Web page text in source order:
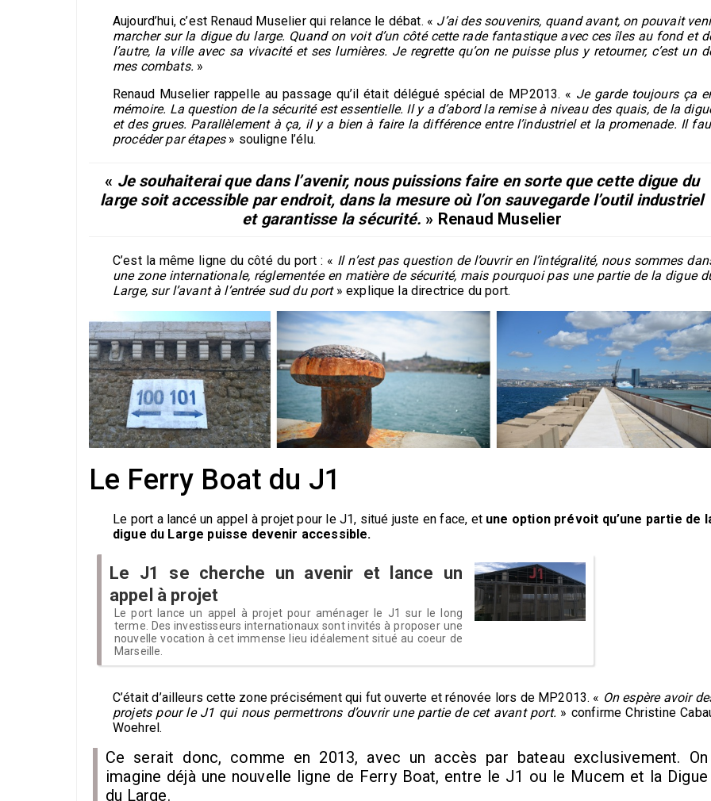
Aujourd’hui, c’est Renaud Muselier qui relance le débat. « J’ai des souvenirs, quand avant, on pouvait
marcher sur la digue du large. Quand on voit d’un côté cette rade fantastique avec ces îles au fond et
l’autre, la ville avec sa vivacité et ses lumières. Je regrette qu’on ne puisse plus y retourner, c’est un
mes combats. »
Renaud Muselier rappelle au passage qu’il était délégué spécial de MP2013. « Je garde toujours ça
mémoire. La question de la sécurité est essentielle. Il y a d’abord la remise à niveau des quais, de la
et des grues. Parallèlement à ça, il y a bien à faire la différence entre l’industriel et la promenade. Il
procéder par étapes» souligne l’élu.
« Je souhaiterai que dans l’avenir, nous puissions faire en sorte que cette digue du
large soit accessible par endroit, dans la mesure où l’on sauvegarde l’outil industriel
et garantisse la sécurité. » Renaud Muselier
C’est la même ligne du côté du port : « Il n’est pas question de l’ouvrir en l’intégralité, nous sommes
une zone internationale, réglementée en matière de sécurité, mais pourquoi pas une partie de la digue
Large, sur l’avant à l’entrée sud du port» explique la directrice du port.
Le Ferry Boat du J1
Le port a lancé un appel à projet pour le J1, situé juste en face, et une option prévoit qu’une partie de
digue du Large puisse devenir accessible.
Le J1 se cherche un avenir et lance un
appel à projet
Le port lance un appel à projet pour aménager le J1 sur le long
terme. Des investisseurs internationaux sont invités à proposer une
nouvelle vocation à cet immense lieu idéalement situé au coeur de
Marseille.
C’était d’ailleurs cette zone précisément qui fut ouverte et rénovée lors de MP2013. « On espère avoir
projets pour le J1 qui nous permettrons d’ouvrir une partie de cet avant port. » confirme Christine
Woehrel.
Ce serait donc, comme en 2013, avec un accès par bateau exclusivement. On
imagine déjà une nouvelle ligne de Ferry Boat, entre le J1 ou le Mucem et la Digue
du Large.